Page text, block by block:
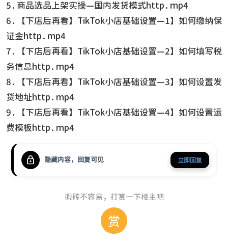
5.商品选品上架实操—国内发货模式http.mp4
6.【下店后再看】TikTok小店基础设置—1】如何缴纳保
证金http.mp4
7.【下店后再看】TikTok小店基础设置—2】如何填写税
务信息http.mp4
8.【下店后再看】TikTok小店基础设置—3】如何设置发
货地址http.mp4
9.【下店后再看】TikTok小店基础设置—4】如何设置运
费模板http.mp4
隐藏内容，回复可见 立即回复
搬砖不容易，打赏一下楼主吧
赏